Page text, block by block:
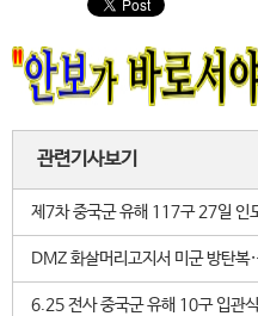
관련기사보기
제7차 중국군 유해 117구 27일 인
DMZ 화살머리고지서 미군 방탄복
6.25 전사 중국군 유해 10구 입관